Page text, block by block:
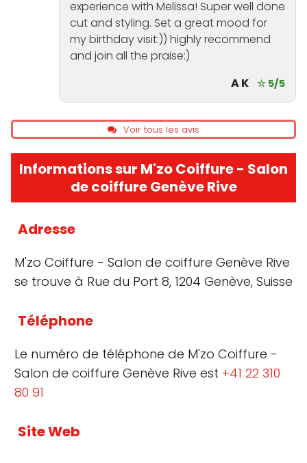
experience with Melissa! Super well done
cut and styling. Set a great mood for
my birthday visit:)) highly recommend
and join all the praise:)
A K ☆ 5/5
Voir tous les avis
Informations sur M'zo Coiffure - Salon
de coiffure Genève Rive
Adresse
M'zo Coiffure - Salon de coiffure Genève Rive
se trouve à Rue du Port 8, 1204 Genève, Suisse
Téléphone
Le numéro de téléphone de M'zo Coiffure -
Salon de coiffure Genève Rive est +41 22 310
80 91
Site Web